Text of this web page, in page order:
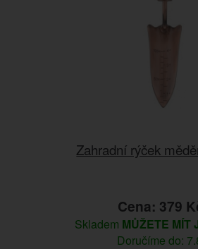
Zahradní rýček
Cena: 379
Skladem MŮŽETE MÍT
Doručíme do: